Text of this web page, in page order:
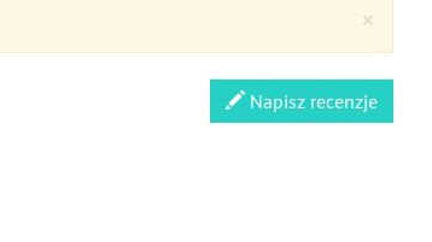
×
Napisz recenzje